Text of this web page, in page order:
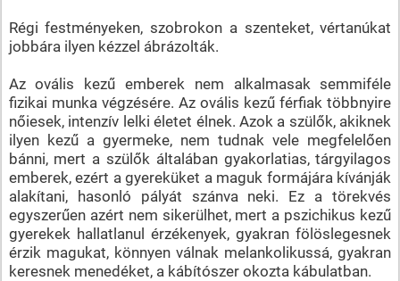
Régi festményeken, szobrokon a szenteket, vértanúkat
jobbára ilyen kézzel ábrázolták.
Az ovális kezű emberek nem alkalmasak semmiféle
fizikai munka végzésére. Az ovális kezű férfiak többnyire
nőiesek, intenzív lelki életet élnek. Azok a szülők, akiknek
ilyen kezű a gyermeke, nem tudnak vele megfelelően
bánni, mert a szülők általában gyakorlatias, tárgyilagos
emberek, ezért a gyereküket a maguk formájára kívánják
alakítani, hasonló pályát szánva neki. Ez a törekvés
egyszerűen azért nem sikerülhet, mert a pszichikus kezű
gyerekek hallatlanul érzékenyek, gyakran fölöslegesnek
érzik magukat, könnyen válnak melankolikussá, gyakran
keresnek menedéket, a kábítószer okozta kábulatban.